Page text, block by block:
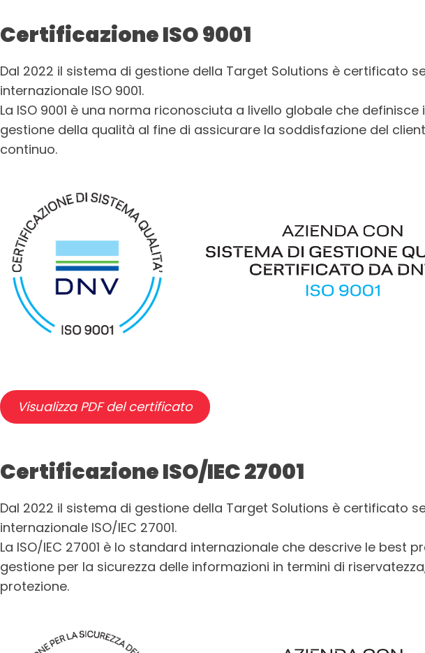
Certificazione ISO 9001
Dal 2022 il sistema di gestione della Target Solutions è certificato
internazionale ISO 9001.
La ISO 9001 è una norma riconosciuta a livello globale che
gestione della qualità al fine di assicurare la soddisfazione del
continuo.
Visualizza PDF del certificato
Certificazione ISO/IEC 27001
Dal 2022 il sistema di gestione della Target Solutions è certificato
internazionale ISO/IEC 27001.
La ISO/IEC 27001 è lo standard internazionale che descrive le best
gestione per la sicurezza delle informazioni in termini di
protezione.